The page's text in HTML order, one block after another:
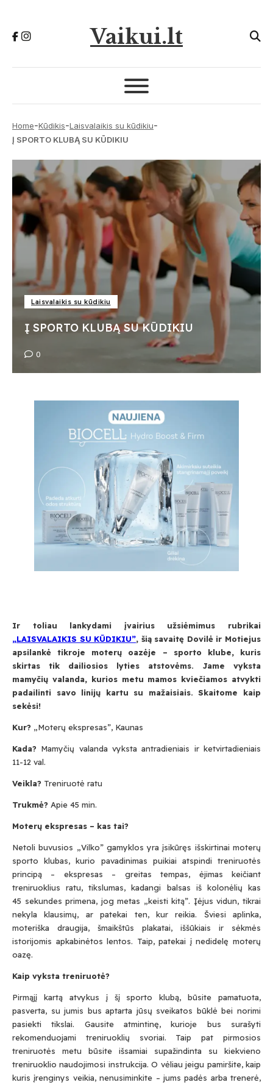
Vaikui.lt
Home-Kūdikis-Laisvalaikis su kūdikiu-
Į SPORTO KLUBĄ SU KŪDIKIU
Laisvalaikis su kūdikiu
Į SPORTO KLUBĄ SU KŪDIKIU
0
Ir toliau lankydami įvairius užsiėmimus rubrikai
„LAISVALAIKIS SU KŪDIKIU”, šią savaitę Dovilė ir Motiejus
apsilankė tikroje moterų oazėje – sporto klube, kuris
skirtas tik dailiosios lyties atstovėms. Jame vyksta
mamyčių valanda, kurios metu mamos kviečiamos atvykti
padailinti savo linijų kartu su mažaisiais. Skaitome kaip
sekėsi!
Kur? „Moterų ekspresas”, Kaunas
Kada? Mamyčių valanda vyksta antradieniais ir ketvirtadieniais
11-12 val.
Veikla? Treniruotė ratu
Trukmė? Apie 45 min.
Moterų ekspresas – kas tai?
Netoli buvusios „Vilko” gamyklos yra įsikūręs išskirtinai moterų
sporto klubas, kurio pavadinimas puikiai atspindi treniruotės
principą – ekspresas – greitas tempas, ėjimas keičiant
treniruoklius ratu, tikslumas, kadangi balsas iš kolonėlių kas
45 sekundes primena, jog metas „keisti kitą”. Įėjus vidun, tikrai
nekyla klausimų, ar patekai ten, kur reikia. Šviesi aplinka,
moteriška draugija, šmaikštūs plakatai, iššūkiais ir sėkmės
istorijomis apkabinėtos lentos. Taip, patekai į nedidelę moterų
oazę.
Kaip vyksta treniruotė?
Pirmąjį kartą atvykus į šį sporto klubą, būsite pamatuota,
pasverta, su jumis bus aptarta jūsų sveikatos būklė bei norimi
pasiekti tikslai. Gausite atmintinę, kurioje bus surašyti
rekomenduojami treniruoklių svoriai. Taip pat pirmosios
treniruotės metu būsite išsamiai supažindinta su kiekvieno
treniruoklio naudojimosi instrukcija. O vėliau jeigu pamiršite, kaip
kuris įrenginys veikia, nenusiminkite – jums padės arba trenerė,